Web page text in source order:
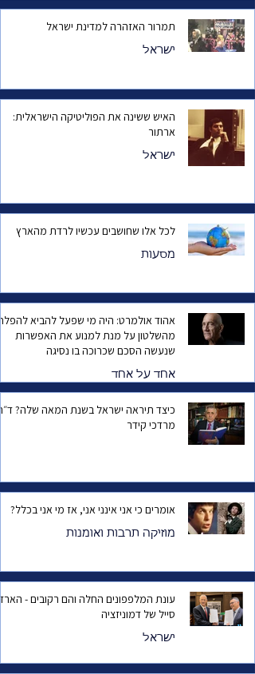
תמרור האזהרה למדינת ישראל
ישראל
האיש ששינה את הפוליטיקה הישראלית:
ארתור
ישראל
לכל אלו שחושבים עכשיו לרדת מהארץ
מסעות
אהוד אולמרט: היה מי שפעל להביא
מהשלטון על מנת למנוע את האפשרות
שנעשה הסכם שכרוכה בו נסיגה
אחד על אחד
כיצד תיראה ישראל בשנת המאה
מרדכי קידר
אומרים כי אני אינני אני, אז מי אני בכלל?
מוזיקה תרבות ואומנות
עונת המלפפונים החלה והם רקובים -
סייל של דמוניזציה
ישראל